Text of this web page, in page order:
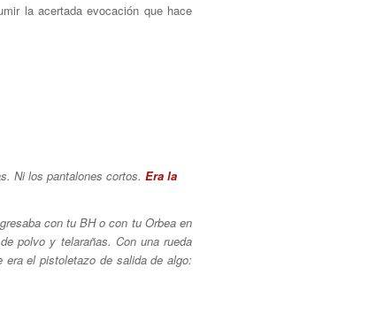
la acertada evocación que hace
Ni los pantalones cortos. Era la
con tu BH o con tu Orbea en
polvo y telarañas. Con una rueda
era el pistoletazo de salida de algo: